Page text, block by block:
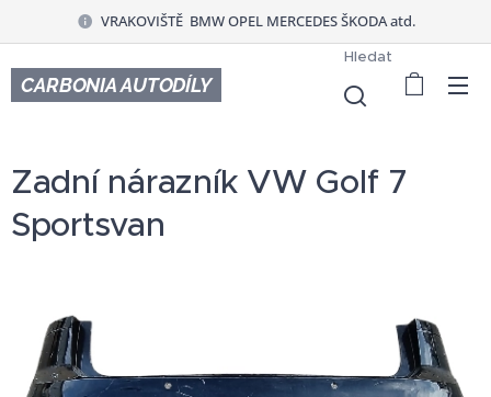
VRAKOVIŠTĚ BMW OPEL MERCEDES ŠKODA atd.
CARBONIA AUTODÍLY
Hledat
Zadní nárazník VW Golf 7
Sportsvan